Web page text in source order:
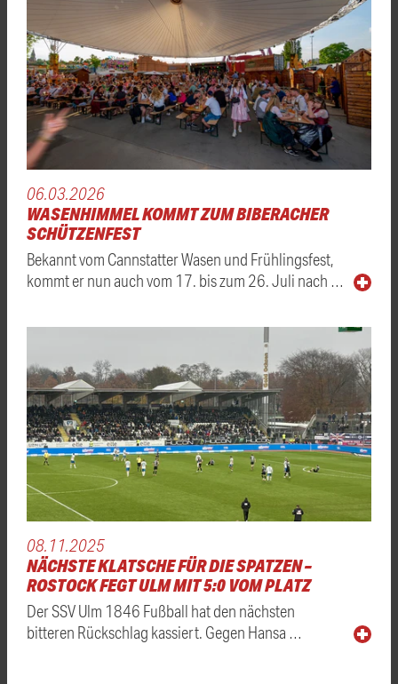
06.03.2026
WASENHIMMEL KOMMT ZUM BIBERACHER
SCHÜTZENFEST
Bekannt vom Cannstatter Wasen und Frühlingsfest,
kommt er nun auch vom 17. bis zum 26. Juli nach …
08.11.2025
NÄCHSTE KLATSCHE FÜR DIE SPATZEN –
ROSTOCK FEGT ULM MIT 5:0 VOM PLATZ
Der SSV Ulm 1846 Fußball hat den nächsten
bitteren Rückschlag kassiert. Gegen Hansa …